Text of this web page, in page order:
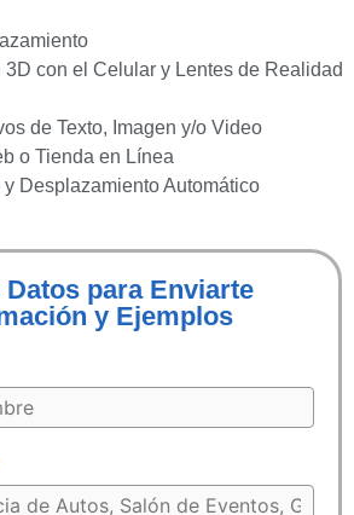
3D con el Celular y Lentes de Realidad
de Texto, Imagen y/o Video
o Tienda en Línea
y Desplazamiento Automático
para Enviarte
y Ejemplos